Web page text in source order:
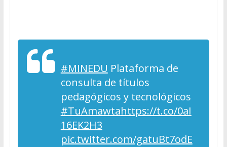
#MINEDU Plataforma de
consulta de títulos
pedagógicos y tecnológicos
#TuAmawtahttps://t.co/0aI
16EK2H3
pic.twitter.com/gatuBt7odE